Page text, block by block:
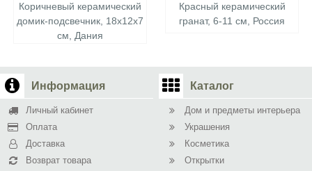
Коричневый керамический
домик-подсвечник, 18х12х7
см, Дания
Красный керамический
гранат, 6-11 см, Россия
Информация
Личный кабинет
Оплата
Доставка
Возврат товара
Каталог
Дом и предметы интерьера
Украшения
Косметика
Открытки